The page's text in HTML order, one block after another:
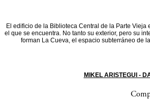
El edificio de la Biblioteca Central de la Parte
el que se encuentra. No tanto su exterior, pero su
forman La Cueva, el espacio subterráneo de
MIKEL ARISTEGUI -